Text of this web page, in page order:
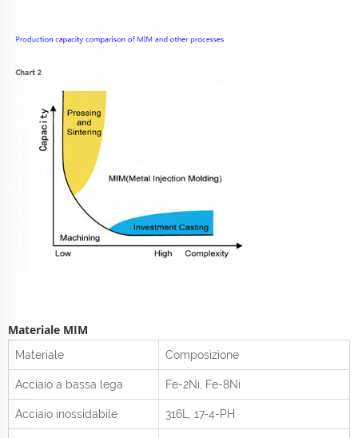
Materiale MIM
Materiale Composizione
Acciaio a bassa lega Fe-2Ni, Fe-8Ni
Acciaio inossidabile 316L, 17-4-PH